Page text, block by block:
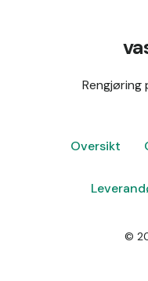
Rengjøring
Oversikt
©